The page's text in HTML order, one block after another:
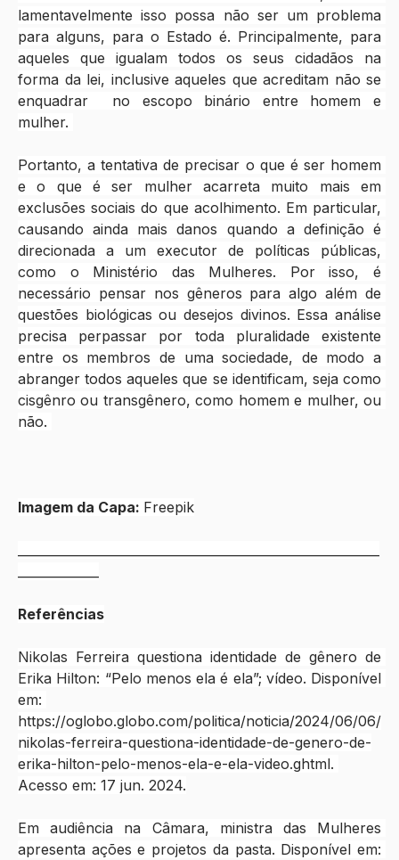
lamentavelmente isso possa não ser um problema
para alguns, para o Estado é. Principalmente, para
aqueles que igualam todos os seus cidadãos na
forma da lei, inclusive aqueles que acreditam não se
enquadrar  no escopo binário entre homem e
mulher.
Portanto, a tentativa de precisar o que é ser homem
e o que é ser mulher acarreta muito mais em
exclusões sociais do que acolhimento. Em particular,
causando ainda mais danos quando a definição é
direcionada a um executor de políticas públicas,
como o Ministério das Mulheres. Por isso, é
necessário pensar nos gêneros para algo além de
questões biológicas ou desejos divinos. Essa análise
precisa perpassar por toda pluralidade existente
entre os membros de uma sociedade, de modo a
abranger todos aqueles que se identificam, seja como
cisgênro ou transgênero, como homem e mulher, ou
não.
Imagem da Capa: Freepik
Referências
Nikolas Ferreira questiona identidade de gênero de
Erika Hilton: “Pelo menos ela é ela”; vídeo. Disponível
https://oglobo.globo.com/politica/noticia/2024/06/06/
nikolas-ferreira-questiona-identidade-de-genero-de-
erika-hilton-pelo-menos-ela-e-ela-video.ghtml.
Acesso em: 17 jun. 2024.
Em audiência na Câmara, ministra das Mulheres